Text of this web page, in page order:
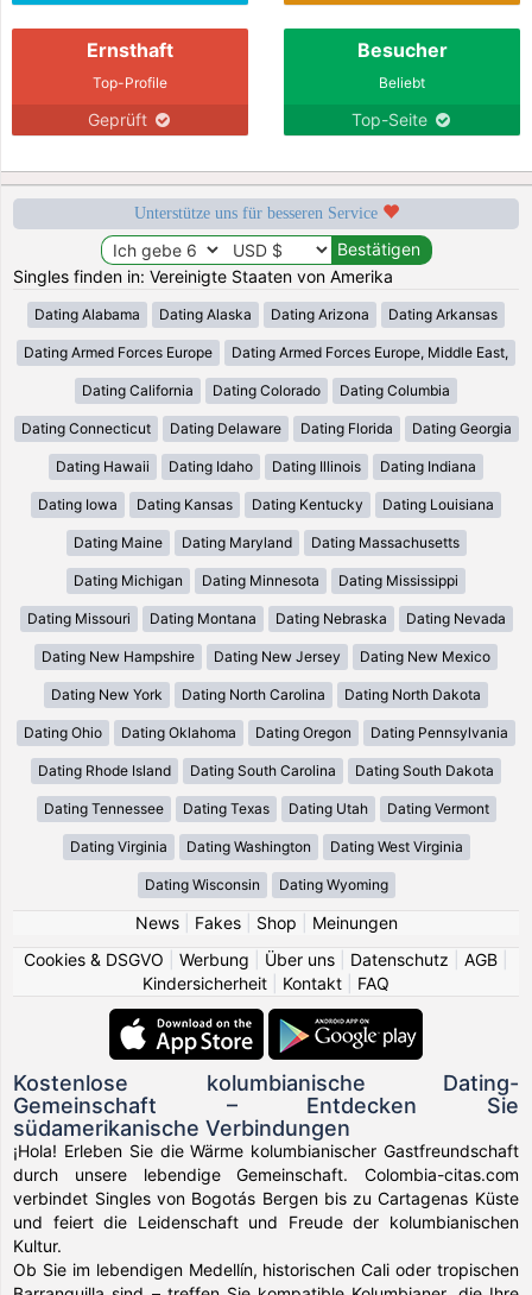
Ernsthaft
Top-Profile
Geprüft
Besucher
Beliebt
Top-Seite
Unterstütze uns für besseren Service
Singles finden in: Vereinigte Staaten von Amerika
Dating Alabama Dating Alaska Dating Arizona Dating Arkansas
Dating Armed Forces Europe Dating Armed Forces Europe, Middle East,
Dating California Dating Colorado Dating Columbia
Dating Connecticut Dating Delaware Dating Florida Dating Georgia
Dating Hawaii Dating Idaho Dating Illinois Dating Indiana
Dating Iowa Dating Kansas Dating Kentucky Dating Louisiana
Dating Maine Dating Maryland Dating Massachusetts
Dating Michigan Dating Minnesota Dating Mississippi
Dating Missouri Dating Montana Dating Nebraska Dating Nevada
Dating New Hampshire Dating New Jersey Dating New Mexico
Dating New York Dating North Carolina Dating North Dakota
Dating Ohio Dating Oklahoma Dating Oregon Dating Pennsylvania
Dating Rhode Island Dating South Carolina Dating South Dakota
Dating Tennessee Dating Texas Dating Utah Dating Vermont
Dating Virginia Dating Washington Dating West Virginia
Dating Wisconsin Dating Wyoming
News| Fakes| Shop
Meinungen
Cookies & DSGVO
Werbung Über uns Datenschutz AGB
Kindersicherheit
Kontakt FAQ
Kostenlose kolumbianische Dating-
Gemeinschaft – Entdecken Sie
südamerikanische Verbindungen
¡Hola! Erleben Sie die Wärme kolumbianischer Gastfreundschaft
durch unsere lebendige Gemeinschaft. Colombia-citas.com
verbindet Singles von Bogotás Bergen bis zu Cartagenas Küste
und feiert die Leidenschaft und Freude der kolumbianischen
Kultur.
Ob Sie im lebendigen Medellín, historischen Cali oder tropischen